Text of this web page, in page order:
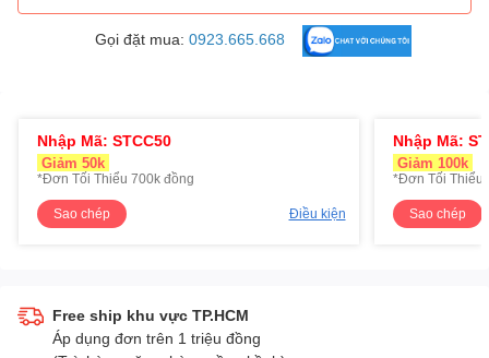
Gọi đặt mua: 0923.665.668
Nhập Mã: STCC50
Giảm 50k
*Đơn Tối Thiểu 700k đồng
Sao chép Điều kiện
Nhập Mã:
Giảm 100k
*Đơn Tối Thiểu
Sao chép
Free ship khu vực TP.HCM
Áp dụng đơn trên 1 triệu đồng